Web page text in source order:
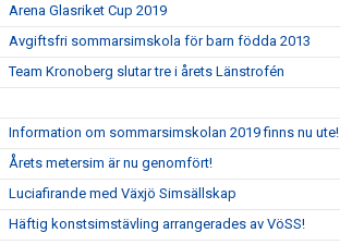
Arena Glasriket Cup 2019
Avgiftsfri sommarsimskola för barn födda 2013
Team Kronoberg slutar tre i årets Länstrofén
Information om sommarsimskolan 2019 finns nu ute!
Årets metersim är nu genomfört!
Luciafirande med Växjö Simsällskap
Häftig konstsimstävling arrangerades av VöSS!